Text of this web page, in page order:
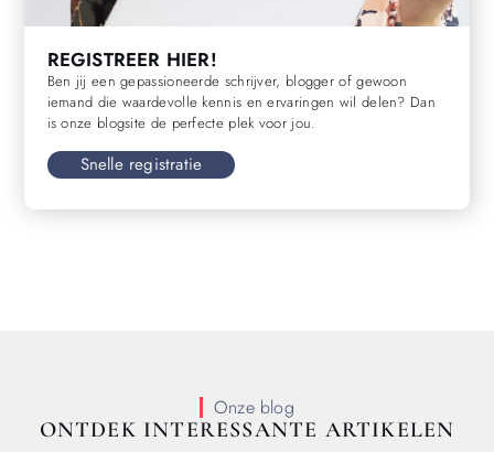
REGISTREER HIER!
Ben jij een gepassioneerde schrijver, blogger of gewoon
iemand die waardevolle kennis en ervaringen wil delen? Dan
is onze blogsite de perfecte plek voor jou.
Snelle registratie
Onze blog
ONTDEK INTERESSANTE ARTIKELEN